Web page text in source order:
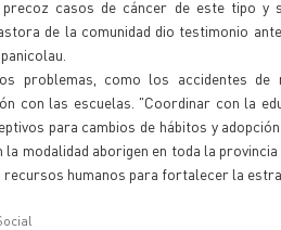
casos de cáncer de este tipo
de la comunidad dio testimonio
problemas, como los accidentes de
con las escuelas. "Coordinar con la
para cambios de hábitos y
modalidad aborigen en toda la
humanos para fortalecer la